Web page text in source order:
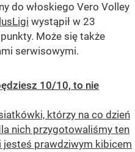
do włoskiego Vero Volley
wystąpił w 23
Może się także
serwisowymi.
10/10, to nie
którzy na co dzień
nich przygotowaliśmy ten
jesteś prawdziwym kibicem